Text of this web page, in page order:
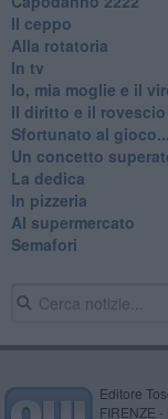
Il ceppo
Alla rotatoria
In tv
Io, mia moglie e il
Il diritto e il rovescio
Sfortunato al gioco...
Un concetto
La dedica
In pizzeria
Al supermercato
Semafori
Editore
FIRENZE